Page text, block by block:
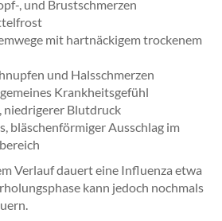
, und Brustschmerzen
mit hartnäckigem trockenem
und Halsschmerzen
Krankheitsgefühl
niedrigerer Blutdruck
bläschenförmiger Ausschlag im
Verlauf dauert eine Influenza etwa
kann jedoch nochmals